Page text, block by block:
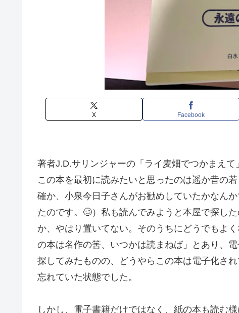
X Facebook
著者J.D.サリンジャーの「ライ麦畑でつかまえて
この本を最初に読みたいと思ったのは遥か昔の
確か、小泉今日子さんがお勧めしていたかなん
たのです。🥴）私も読んでみようと本屋で探し
か、やはり置いてない。そのうちにどうでもよ
の本は名作の筈、いつかは読まねば」とあり、
探してみたものの、どうやらこの本は電子化さ
忘れていた状態でした。
しかし、電子書籍だけではなく、紙の本も読む